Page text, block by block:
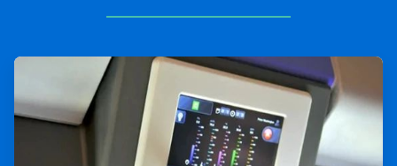
ArticleTile
de
4